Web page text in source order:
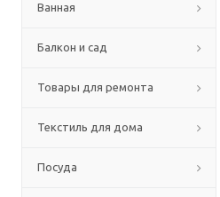
Ванная
Балкон и сад
Товары для ремонта
Текстиль для дома
Посуда